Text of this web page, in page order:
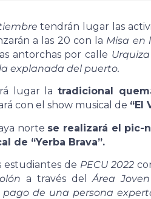
tendrán lugar las
a las 20 con la Misa en
antorchas por calle Urquiza
explanada del puerto.
lugar latradicional
con el show musical de “El
norte se realizará el pic-
de “Yerba Brava”.
estudiantes de PECU 2022
a través delÁrea Joven
de una persona